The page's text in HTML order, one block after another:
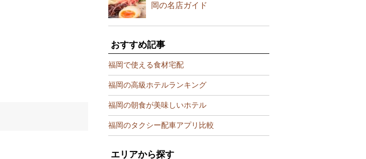
岡の名店ガイド
おすすめ記事
福岡で使える食材宅配
福岡の高級ホテルランキング
福岡の朝食が美味しいホテル
福岡のタクシー配車アプリ比較
エリアから探す